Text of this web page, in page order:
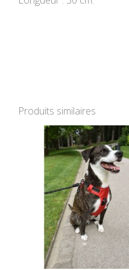
Produits similaires